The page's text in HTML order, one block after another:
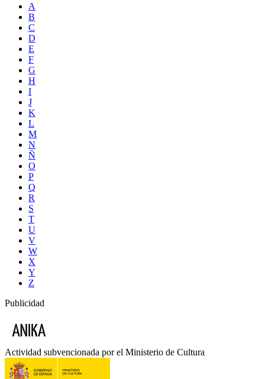
A
B
C
D
E
F
G
H
I
J
K
L
M
N
Ñ
O
P
Q
R
S
T
U
V
W
X
Y
Z
Publicidad
Actividad subvencionada por el Ministerio de Cultura